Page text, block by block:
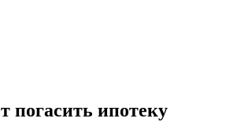
погасить ипотеку